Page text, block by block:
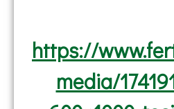
https://
media/